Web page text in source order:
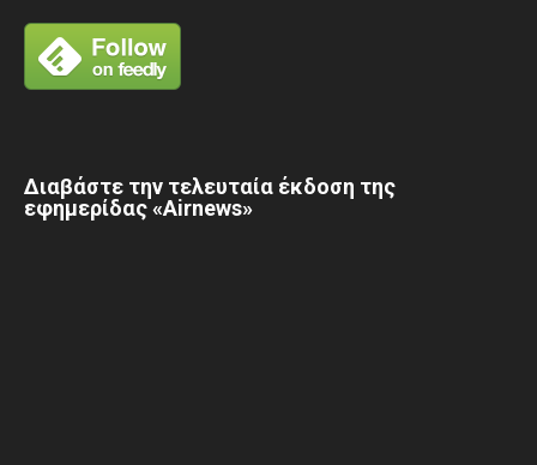
Διαβάστε την τελευταία έκδοση της
εφημερίδας «Airnews»